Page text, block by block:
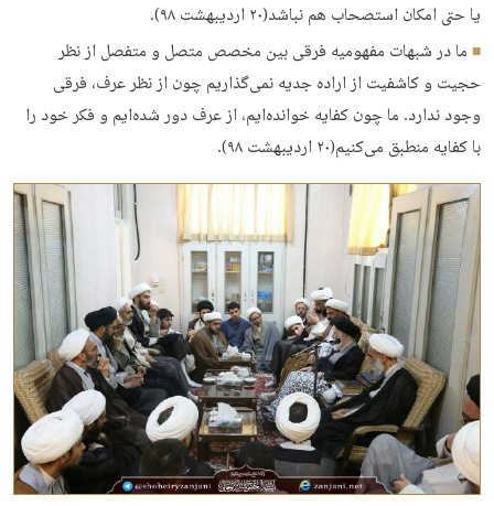
یا حتی امکان استصحاب هم نباشد(۲۰ اردیبهشت ۹۸).
ما در شبهات مفهومیه فرقی بین مخصص متصل ‌و متفصل از نظر
حجیت و کاشفیت از اراده جدیه نمی‌گذاریم چون از نظر عرف، فرقی
وجود ندارد. ما چون کفایه خوانده‌ایم، از عرف دور شده‌ایم ‌و فکر خود را
با کفایه منطبق می‌کنیم(۲۰ اردیبهشت ۹۸).